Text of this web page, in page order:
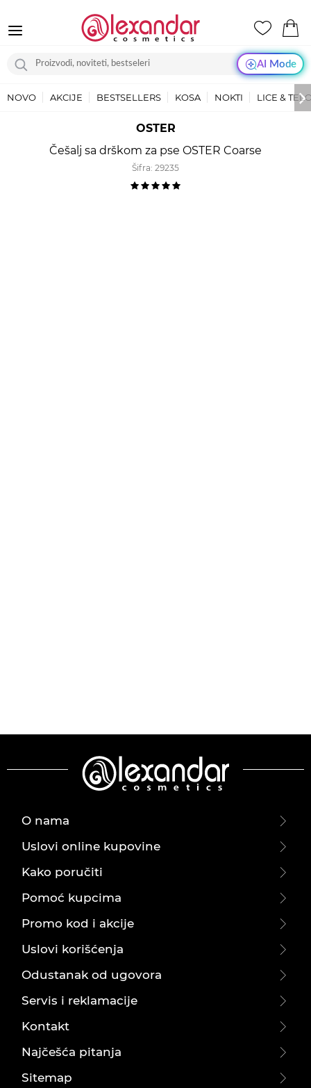
AI Mode
NOVO AKCIJE BESTSELLERS KOSA NOKTI LICE &
OSTER
Češalj sa drškom za pse OSTER Coarse
Šifra: 29235
O nama
Uslovi online kupovine
Kako poručiti
Pomoć kupcima
Promo kod i akcije
Uslovi korišćenja
Odustanak od ugovora
Servis i reklamacije
Kontakt
Najčešća pitanja
Sitemap